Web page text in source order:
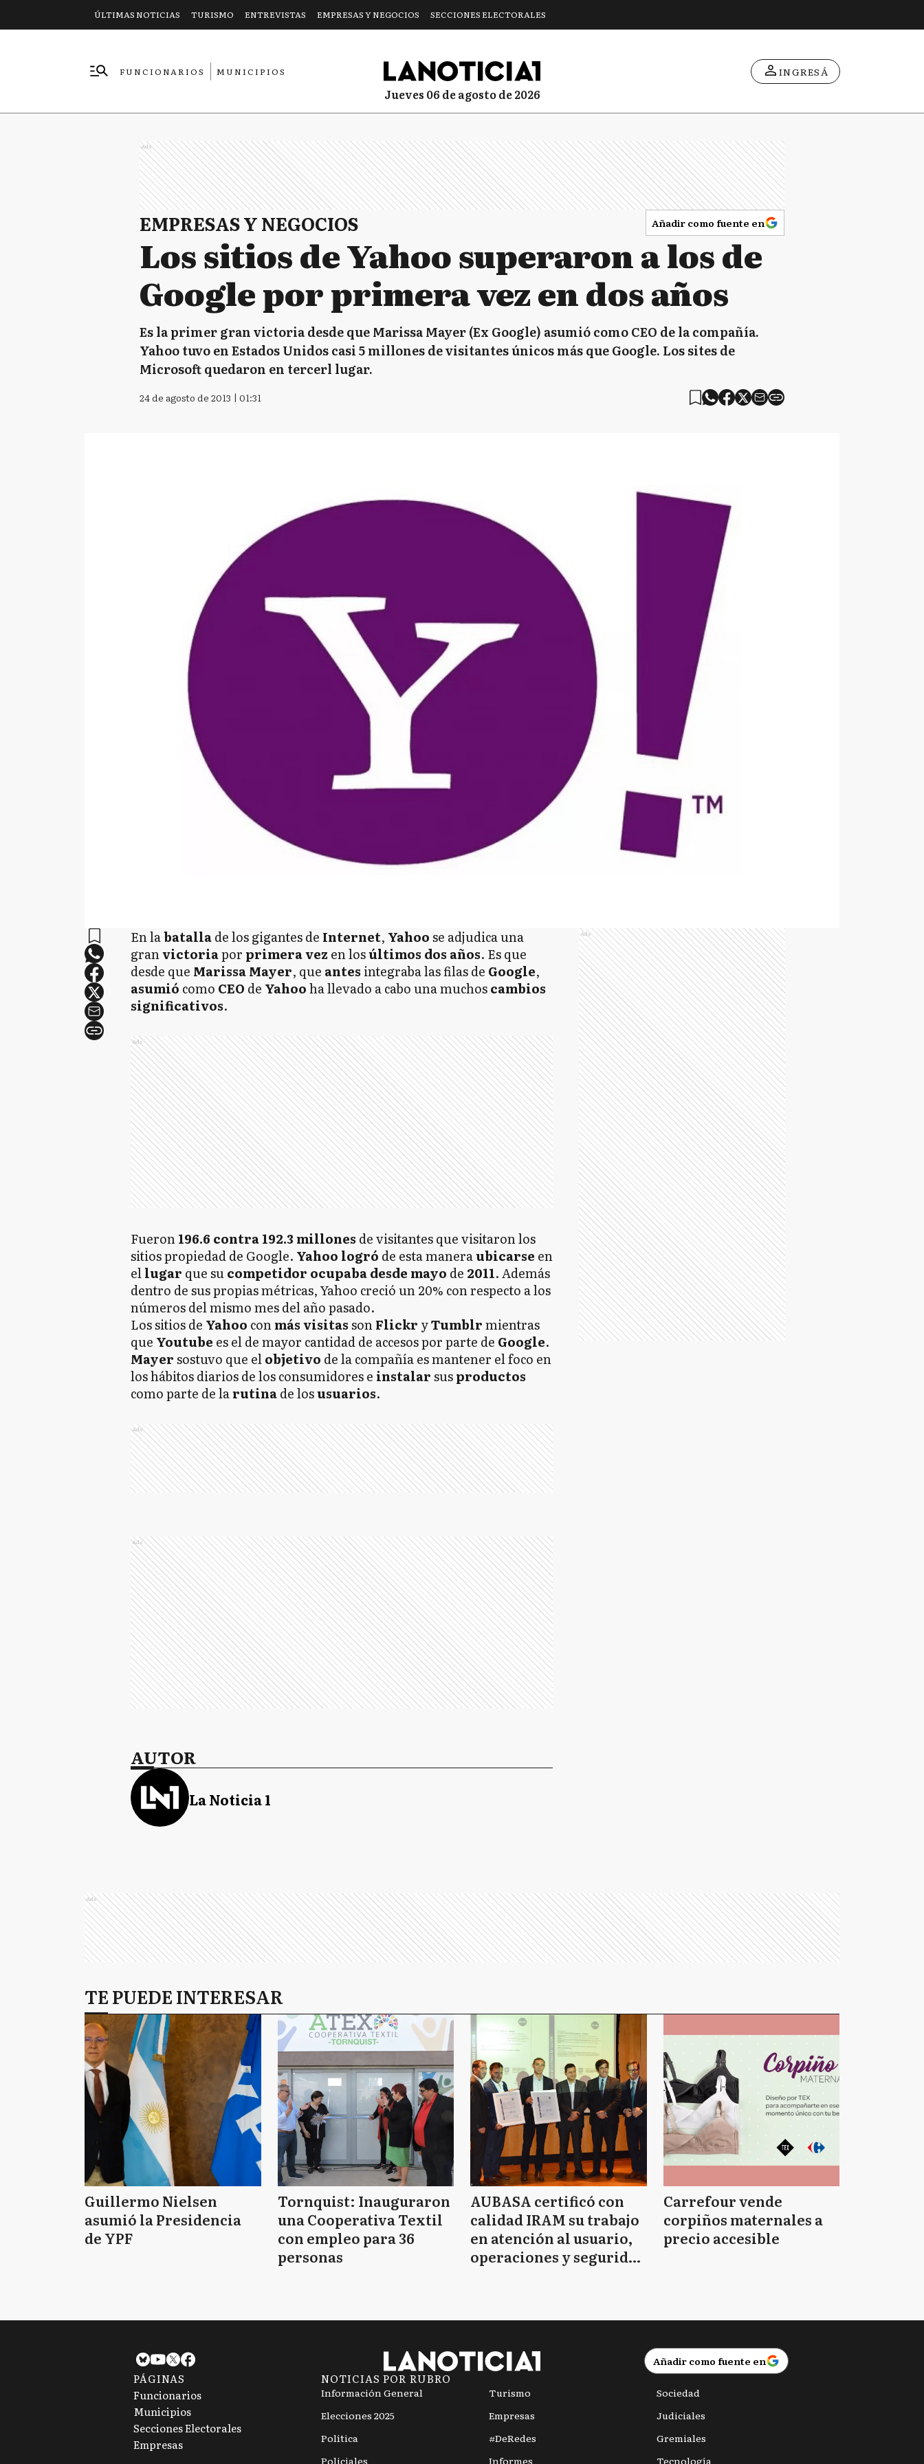
ÚLTIMAS NOTICIAS TURISMO ENTREVISTAS EMPRESAS Y NEGOCIOS SECCIONES ELECTORALES
FUNCIONARIOS
MUNICIPIOS
jueves 06 de agosto de 2026
INGRESÁ
Ads
EMPRESAS Y NEGOCIOS Añadir como fuente en
Los sitios de Yahoo superaron a los de
Google por primera vez en dos años
Es la primer gran victoria desde que Marissa Mayer (Ex Google) asumió como CEO de la compañía.
Yahoo tuvo en Estados Unidos casi 5 millones de visitantes únicos más que Google. Los sites de
Microsoft quedaron en tercerl lugar.
24 de agosto de 2013 | 01:31
En labatallade los gigantes de Internet, Yahoose adjudica una
granvictoriapor primeravez en losúltimos dos años. Es que
desde que Marissa Mayer, que antes integraba las filas de Google,
asumió como CEO de Yahooha llevado a cabo una muchoscambios
significativos.
Ads
Fueron196.6 contra 192.3 millones de visitantes que visitaron los
sitios propiedad de Google. Yahoo logró de esta maneraubicarse en
ellugar que sucompetidor ocupaba desde mayo de 2011. Además
dentro de sus propias métricas, Yahoo creció un 20% con respecto a los
números del mismo mes del año pasado.
Los sitios de Yahoo conmásvisitassonFlickr yTumblrmientras
que Youtube es el de mayor cantidad de accesos por parte de Google.
Mayersostuvo que elobjetivo de la compañía es mantener el foco en
los hábitos diarios de los consumidores e instalarsusproductos
como parte de larutinade losusuarios.
Ads
Ads
AUTOR
La Noticia 1
Ads
Ads
TE PUEDE INTERESAR
Guillermo Nielsen
asumió la Presidencia
de YPF
Tornquist: Inauguraron
una Cooperativa Textil
con empleo para 36
personas
AUBASA certificó con
calidad IRAM su trabajo
en atención al usuario,
operaciones y seguridad
Carrefour vende
corpiños maternales a
precio accesible
Añadir como fuente en
PÁGINAS
Funcionarios
Municipios
Secciones Electorales
Empresas
NOTICIAS POR RUBRO
Información General
Elecciones 2025
Política
Policiales
Turismo
Empresas
#DeRedes
Informes
Sociedad
Judiciales
Gremiales
Tecnología